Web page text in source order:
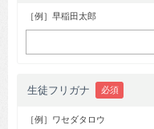
［例］早稲田太郎
生徒フリガナ 必須
［例］ワセダタロウ